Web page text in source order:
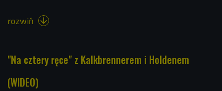
rozwiń 
"Na cztery ręce" z Kalkbrennerem i Holdenem
(WIDEO)